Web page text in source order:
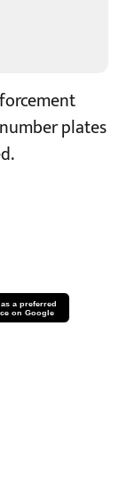
plates
a preferred
on Google